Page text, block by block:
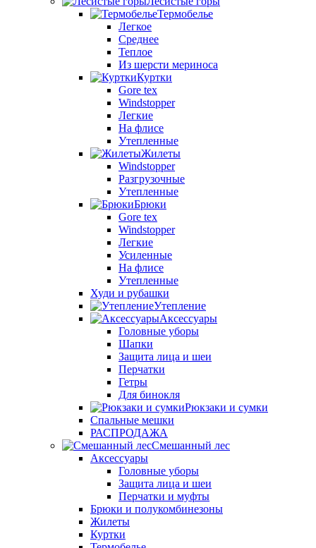
Термобелье
Легкое
Среднее
Теплое
Из шерсти мериноса
Куртки
Gore tex
Windstopper
Легкие
На флисе
Утепленные
Жилеты
Windstopper
Разгрузочные
Утепленные
Брюки
Gore tex
Windstopper
Легкие
Усиленные
На флисе
Утепленные
Худи и рубашки
Утепление
Аксессуары
Головные уборы
Шапки
Защита лица и шеи
Перчатки
Гетры
Для бинокля
Рюкзаки и сумки
Спальные мешки
РАСПРОДАЖА
Смешанный лес
Аксессуары
Головные уборы
Защита лица и шеи
Перчатки и муфты
Брюки и полукомбинезоны
Жилеты
Куртки